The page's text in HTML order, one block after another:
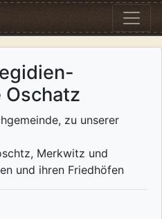
Oschatz
zu unserer
Merkwitz und
und ihren Friedhöfen